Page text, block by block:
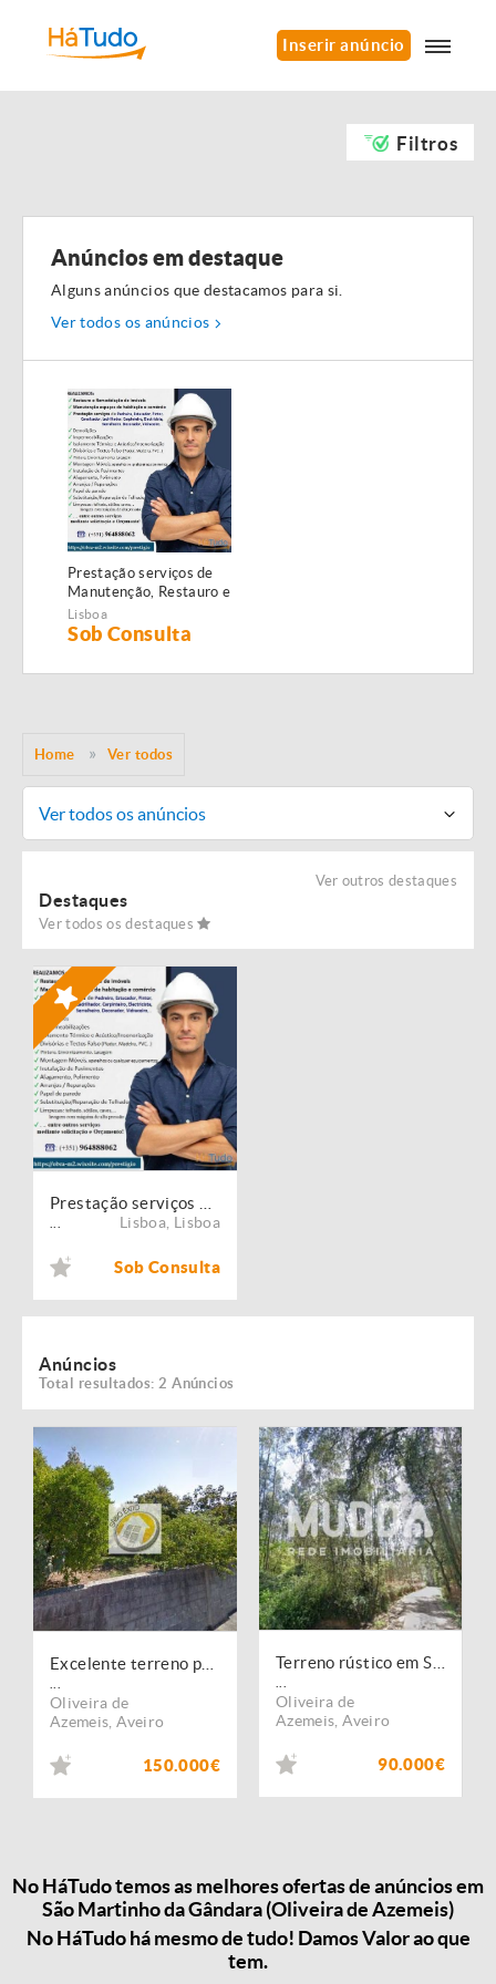
Inserir anúncio
Filtros
Anúncios em destaque
Alguns anúncios que destacamos para si.
Ver todos os anúncios
Prestação serviços de
Manutenção, Restauro e
Remodelação de
imóveis!
Lisboa
Sob Consulta
Home Ver todos
Ver todos os anúncios
Ver outros destaques
Destaques
Ver todos os destaques
Lisboa Lisboa
Sob Consulta
Anúncios
Total resultados: 2 Anúncios
Oliveira de
Azemeis ,Aveiro
150.000€
Oliveira de
Azemeis ,Aveiro
90.000€
No HáTudo temos as melhores ofertas de anúncios em
São Martinho da Gândara (Oliveira de Azemeis)
No HáTudo há mesmo de tudo! Damos Valor ao que
tem.